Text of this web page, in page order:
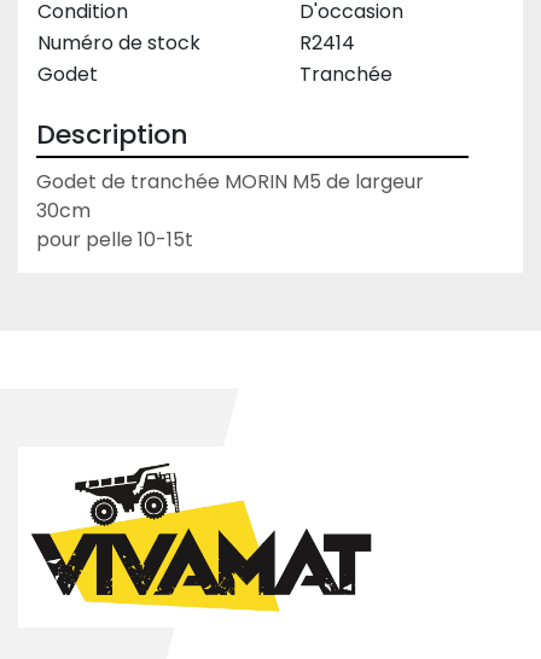
Condition
D'occasion
Numéro de stock
R2414
Godet
Tranchée
Description
Godet de tranchée MORIN M5 de largeur
30cm
pour pelle 10-15t